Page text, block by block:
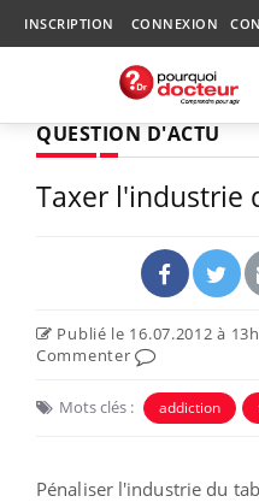
INSCRIPTION CONNEXION
QUESTION D'ACTU
Taxer l'industrie
Publié le 16.07.2012 à
Commenter
Mots clés : addiction
Pénaliser l'industrie du